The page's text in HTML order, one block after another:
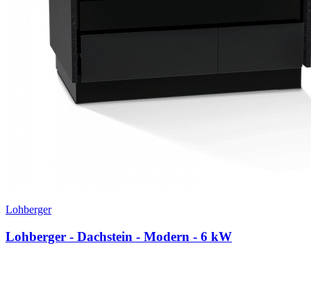
Lohberger
Lohberger - Dachstein - Modern - 6 kW